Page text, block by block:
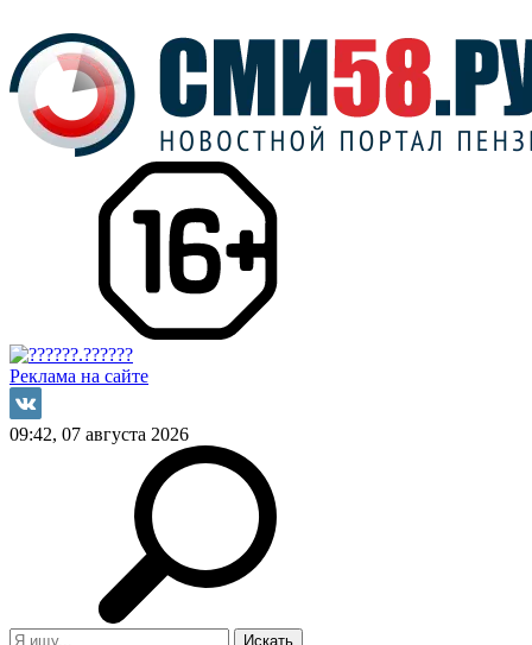
Реклама на сайте
09:42, 07 августа 2026